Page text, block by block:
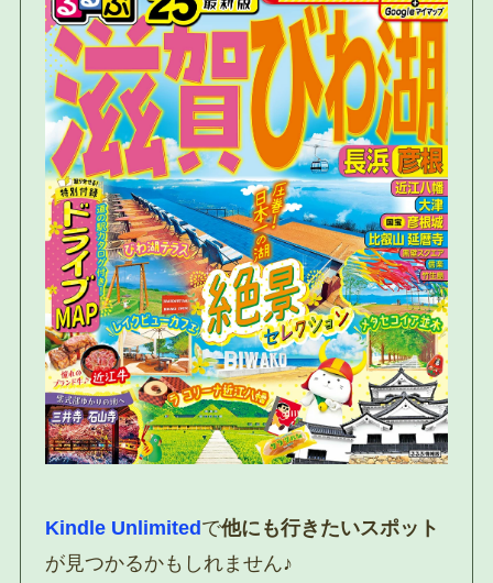
Kindle Unlimited で他にも行きたいスポット
が見つかるかもしれません♪